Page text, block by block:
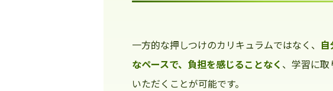
一方的な押しつけのカリキュラムではなく、
なペースで、負担を感じることなく 、学習に取
いただくことが可能です。